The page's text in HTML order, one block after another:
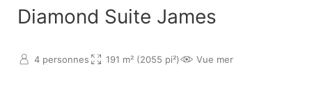
Diamond Suite James
4 personnes 191 m² (2055 pi²) Vue mer